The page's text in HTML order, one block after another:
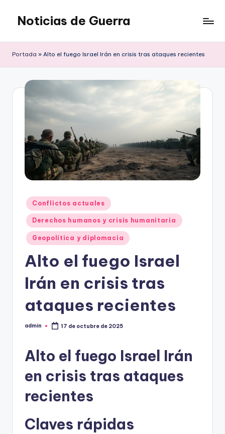
Saltar
contenido
Noticias de Guerra
Portada » Alto el fuego Israel Irán en crisis tras ataques recientes
Publicado
en
Conflictos actuales
Derechos humanos y crisis humanitaria
Geopolítica y diplomacia
Alto el fuego Israel
Irán en crisis tras
ataques recientes
Publicado
admin 17 de octubre de 2025
Alto el fuego Israel Irán
en crisis tras ataques
recientes
Claves rápidas